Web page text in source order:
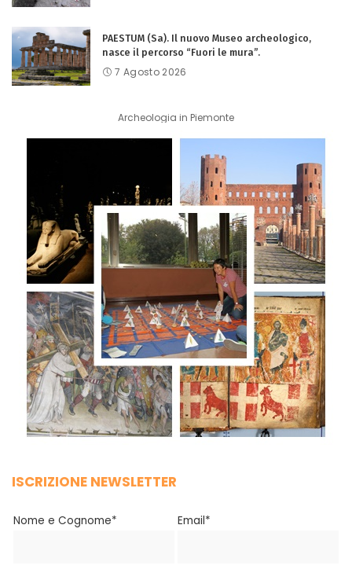
PAESTUM (Sa). Il nuovo Museo archeologico,
nasce il percorso “Fuori le mura”.
7 Agosto 2026
Archeologia in Piemonte
ISCRIZIONE NEWSLETTER
Nome e Cognome* Email*